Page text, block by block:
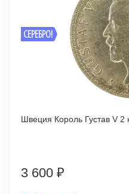
СЕРЕБРО!
3 600 ₽